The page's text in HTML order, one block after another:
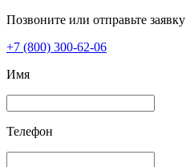
Позвоните или отправьте заявку
+7 (800) 300-62-06
Имя
Телефон